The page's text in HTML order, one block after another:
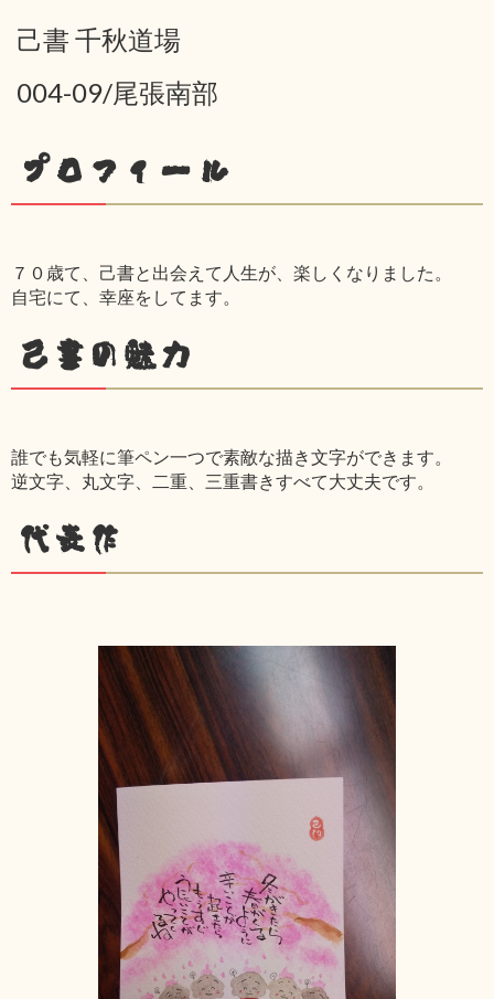
己書 千秋道場
004-09/尾張南部
プロフィール
７０歳て、己書と出会えて人生が、楽しくなりました。
自宅にて、幸座をしてます。
己書の魅力
誰でも気軽に筆ペン一つで素敵な描き文字ができます。
逆文字、丸文字、二重、三重書きすべて大丈夫です。
代表作